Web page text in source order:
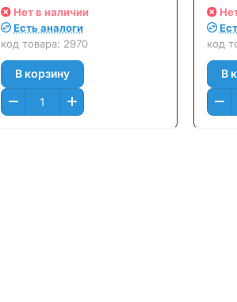
Color M351/ M476/ CP2025,
Canon LBP7200, MF8330/
8350 (4400стр.) Черный
(Black)
Нет в наличии
Есть аналоги
код товара: 2970
В корзину
код
В